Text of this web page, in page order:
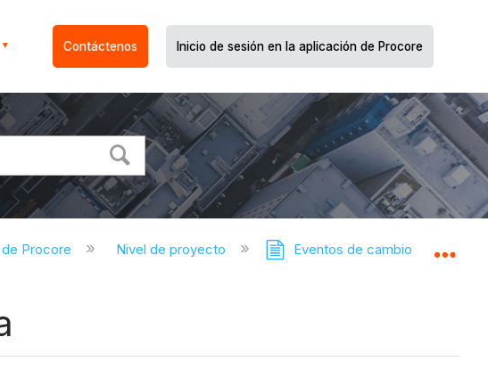
Contáctenos Inicio de sesión en la aplicación de Procore
de Procore Nivel de proyecto Eventos de cambio